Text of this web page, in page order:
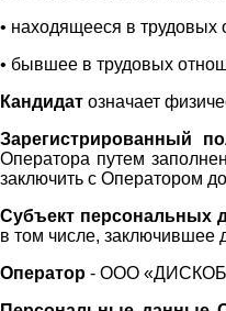
• находящееся в
• бывшее в трудовых
Кандидат означает
Зарегистрированный
Оператора путем
заключить с Оператором
Субъект персональных
в том числе, заключившее
Оператор - ООО «